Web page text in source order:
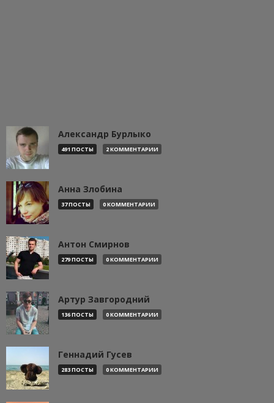
Александр Бурлыко
491 ПОСТЫ 2 КОММЕНТАРИИ
Анна Злобина
37 ПОСТЫ 0 КОММЕНТАРИИ
Антон Смирнов
279 ПОСТЫ 0 КОММЕНТАРИИ
Артур Завгородний
136 ПОСТЫ 0 КОММЕНТАРИИ
Геннадий Гусев
283 ПОСТЫ 0 КОММЕНТАРИИ